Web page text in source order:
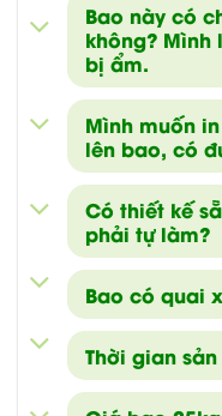
Bao này có
không? Mình
bị ẩm.
Mình muốn
lên bao, có
Có thiết kế
phải tự làm?
Bao có quai
Thời gian